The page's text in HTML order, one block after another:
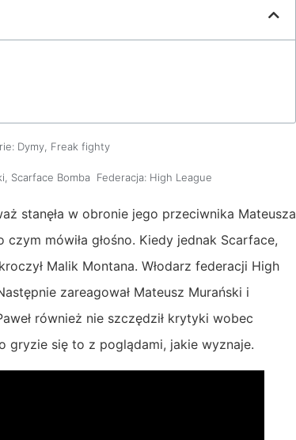
Dymy, Freak fighty
Scarface Bomba Federacja: High League
stanęła w obronie jego przeciwnika Mateusza
mówiła głośno. Kiedy jednak Scarface,
Malik Montana. Włodarz federacji High
zareagował Mateusz Murański i
również nie szczędził krytyki wobec
gryzie się to z poglądami, jakie wyznaje.